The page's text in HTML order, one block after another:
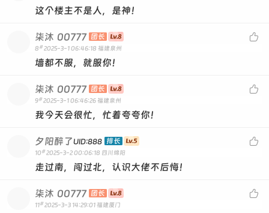
这个楼主不是人，是神！

柒沐 00777 团长
8 # 2025-3-1 06:46:18 福建泉州
墙都不服，就服你！

柒沐 00777 团长
9# 2025-3-1 06:46:26 福建泉州
我今天会很忙，忙着夸夸你！

夕阳醉了UID:888 排长
10 # 2025-3-2 00:06:18 四川绵阳
走过南，闯过北，认识大佬不后悔！

柒沐 00777 团长
11# 2025-3-3 14:29:01 福建厦门